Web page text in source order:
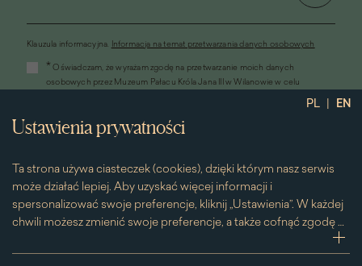
PL | EN
Ustawienia prywatności
Ta strona używa ciasteczek (cookies), dzięki którym nasz serwis
może działać lepiej. Aby uzyskać więcej informacji i
spersonalizować swoje preferencje, kliknij „Ustawienia”. W każdej
chwili możesz zmienić swoje preferencje, a także cofnąć zgodę na
używanie plików cookie. Możesz to zrobić, klikając na podstronę
„Cookies” znajdującą się w stopce.
Klauzula informacyjna. Informacja na temat przetwarzania danych osobowych
otworzy
się
oknie)
* Oświadczam, że wyrażam zgodę na przetwarzanie moich danych
osobowych przez Muzeum Pałacu Króla Jana III w Wilanowie w celu
Wilanowie informacji handlowych drogą elektroniczną, w tym z